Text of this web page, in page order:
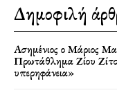
Δημοφιλή
Ασημένιος ο Μάριος
Πρωτάθλημα Ζίου
υπερηφάνεια»